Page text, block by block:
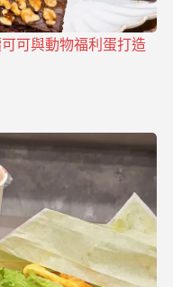
可可與動物福利蛋打造